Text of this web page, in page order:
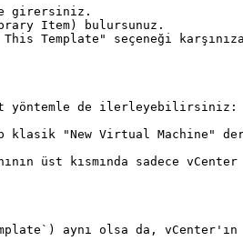
girersiniz.
Item) bulursunuz.
Template" seçeneği
yöntemle de ilerleyebilirsiniz:
klasik "New Virtual Machine"
üst kısmında sadece
aynı olsa da,